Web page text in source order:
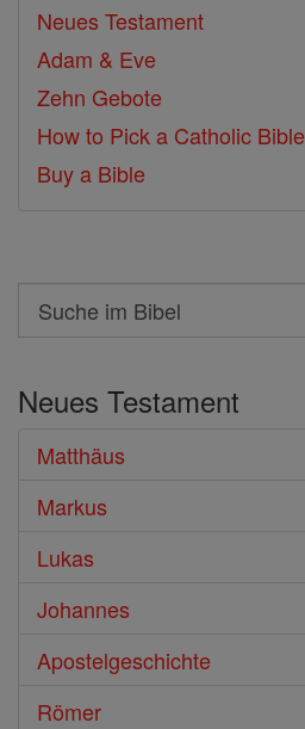
Neues Testament
Adam & Eve
Zehn Gebote
How to Pick a Catholic Bible
Buy a Bible
Search
Suche
Bibel
Neues Testament
Matthäus
Markus
Lukas
Johannes
Apostelgeschichte
Römer